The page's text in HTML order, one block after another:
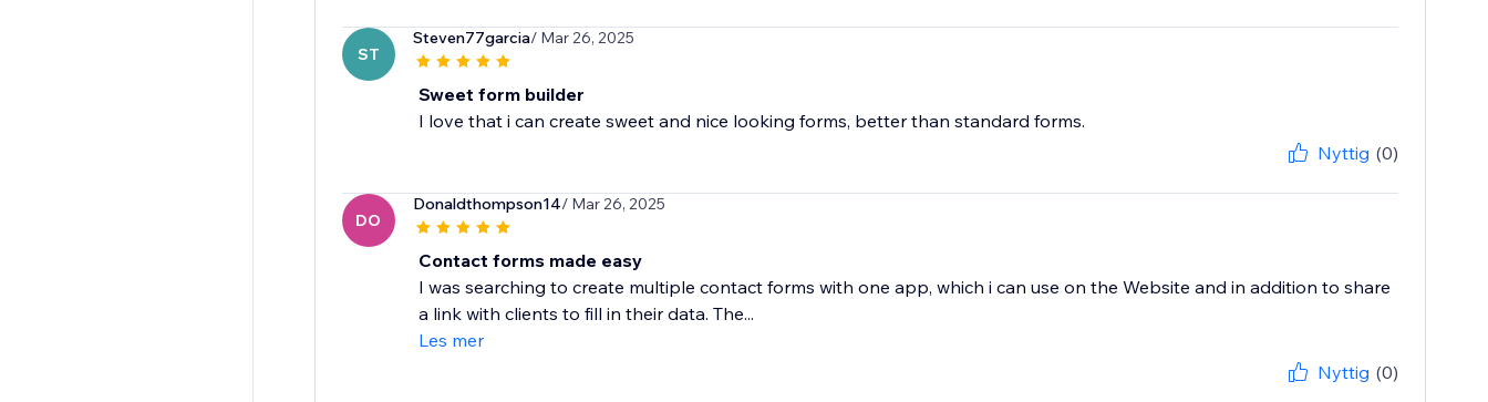
ST
Steven77garcia/ Mar 26, 2025
Sweet form builder
I love that i can create sweet and nice looking forms, better than standard forms.
Nyttig (0)
DO
Donaldthompson14/ Mar 26, 2025
Contact forms made easy
I was searching to create multiple contact forms with one app, which i can use on the Website and in addition to share
a link with clients to fill in their data. The...
Les mer
Nyttig (0)